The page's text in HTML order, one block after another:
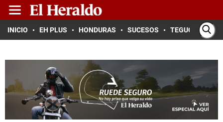
INICIO EH PLUS HONDURAS SUCESOS TEGUCIGALPA